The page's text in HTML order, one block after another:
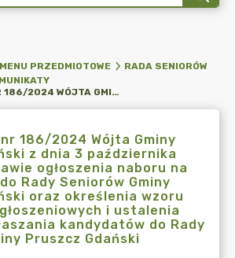
MENU PRZEDMIOTOWE
RADA SENIORÓW
ZARZĄDZENIE NR 186/2024 WÓJTA GMINY PRUSZCZ GDAŃSKI Z DNIA 3 PAŹDZIERNIKA 2024 R. W SPRAWIE OGŁOSZENIA NABORU NA KANDYDATÓW DO RADY SENIORÓW GMINY PRUSZCZ GDAŃSKI ORAZ OKREŚLENIA WZORU FORMULARZY ZGŁOSZENIOWYCH I USTALENIA TERMINÓW ZGŁASZANIA KANDYDATÓW DO RADY SENIORÓW GMINY PRUSZCZ GDAŃSKI
186/2024 Wójta Gminy
z dnia 3 października
ogłoszenia naboru na
Rady Seniorów Gminy
oraz określenia wzoru
i ustalenia
kandydatów do Rady
Pruszcz Gdański